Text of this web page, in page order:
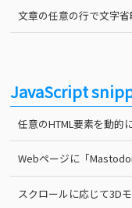
文章の任意の行で文字
JavaScript
任意のHTML要素を動的
Webページに「
スクロールに応じて3D